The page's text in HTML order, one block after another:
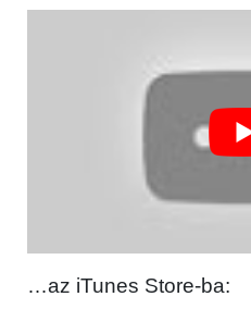
…az iTunes Store-ba: